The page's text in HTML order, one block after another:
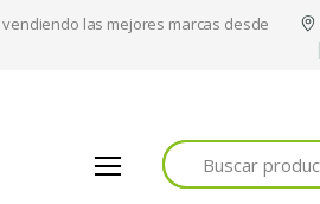
las mejores marcas desde
Buscar